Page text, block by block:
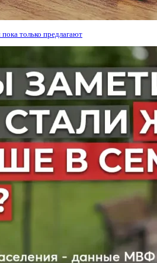
только предлагают